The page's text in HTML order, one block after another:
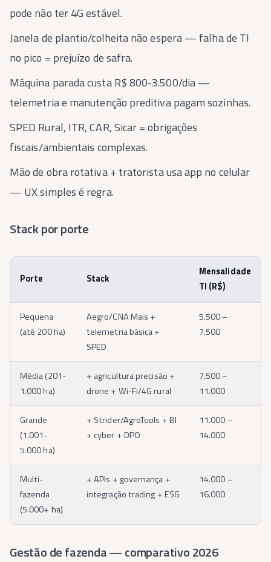
pode não ter 4G estável.
Janela de plantio/colheita não espera — falha de TI
no pico = prejuízo de safra.
Máquina parada custa R$ 800-3.500/dia —
telemetria e manutenção preditiva pagam sozinhas.
SPED Rural, ITR, CAR, Sicar = obrigações
fiscais/ambientais complexas.
Mão de obra rotativa + tratorista usa app no celular
— UX simples é regra.
Stack por porte
Porte Stack
Mensalidade
TI (R$)
Pequena
(até 200 ha)
Aegro/CNA Mais +
telemetria básica +
SPED
5.500 –
7.500
Média (201-
1.000 ha)
+ agricultura precisão +
drone + Wi-Fi/4G rural
7.500 –
11.000
Grande
(1.001-
5.000 ha)
+ Strider/AgroTools + BI
+ cyber + DPO
11.000 –
14.000
Multi-
fazenda
(5.000+ ha)
+ APIs + governança +
integração trading + ESG
14.000 –
16.000
Gestão de fazenda — comparativo 2026